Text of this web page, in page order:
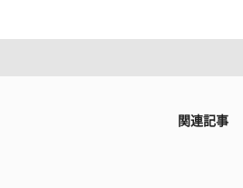
関連記事